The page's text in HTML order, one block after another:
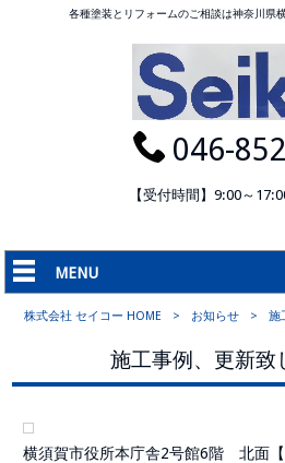
各種塗装とリフォームのご相談は神奈川県
046-
【受付時間】9:00～
MENU
株式会社 セイコー HOME > お知らせ > 施
施工事例、更新致
横須賀市役所本庁舎2号館6階 北面【